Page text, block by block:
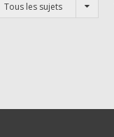
Tous les sujets